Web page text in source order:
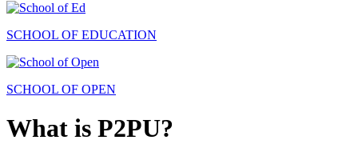
SCHOOL OF EDUCATION
SCHOOL OF OPEN
What is P2PU?